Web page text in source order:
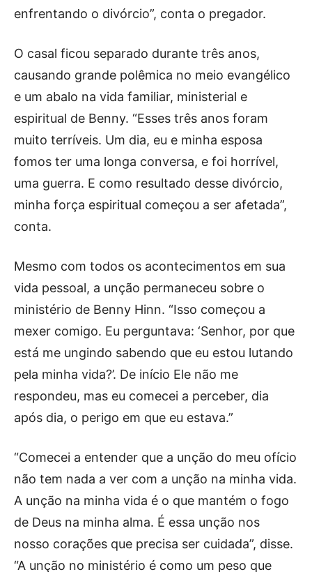
enfrentando o divórcio”, conta o pregador.
O casal ficou separado durante três anos,
causando grande polêmica no meio evangélico
e um abalo na vida familiar, ministerial e
espiritual de Benny. “Esses três anos foram
muito terríveis. Um dia, eu e minha esposa
fomos ter uma longa conversa, e foi horrível,
uma guerra. E como resultado desse divórcio,
minha força espiritual começou a ser afetada”,
conta.
Mesmo com todos os acontecimentos em sua
vida pessoal, a unção permaneceu sobre o
ministério de Benny Hinn. “Isso começou a
mexer comigo. Eu perguntava: ‘Senhor, por que
está me ungindo sabendo que eu estou lutando
pela minha vida?’. De início Ele não me
respondeu, mas eu comecei a perceber, dia
após dia, o perigo em que eu estava.”
“Comecei a entender que a unção do meu ofício
não tem nada a ver com a unção na minha vida.
A unção na minha vida é o que mantém o fogo
de Deus na minha alma. É essa unção nos
nosso corações que precisa ser cuidada”, disse.
“A unção no ministério é como um peso que